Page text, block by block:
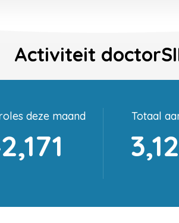
Activiteit
deze maand Totaal